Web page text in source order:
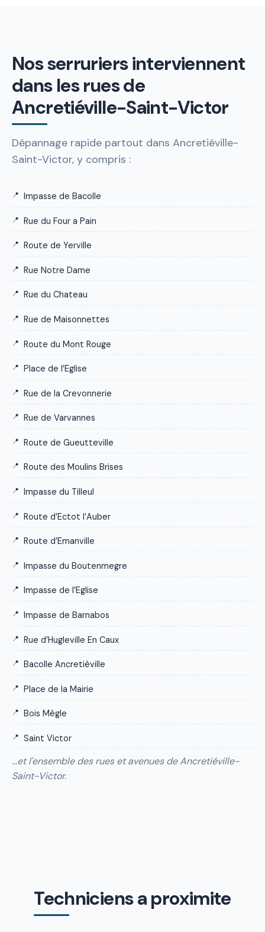
Nos serruriers interviennent
dans les rues de
Ancretiéville-Saint-Victor
Dépannage rapide partout dans Ancretiéville-
Saint-Victor, y compris :
Impasse de Bacolle
Rue du Four a Pain
Route de Yerville
Rue Notre Dame
Rue du Chateau
Rue de Maisonnettes
Route du Mont Rouge
Place de l’Eglise
Rue de la Crevonnerie
Rue de Varvannes
Route de Gueutteville
Route des Moulins Brises
Impasse du Tilleul
Route d’Ectot l’Auber
Route d’Emanville
Impasse du Boutenmegre
Impasse de l’Eglise
Impasse de Barnabos
Rue d’Hugleville En Caux
Bacolle Ancretièville
Place de la Mairie
Bois Mègle
Saint Victor
…et l'ensemble des rues et avenues de Ancretiéville-
Saint-Victor.
Techniciens a proximite